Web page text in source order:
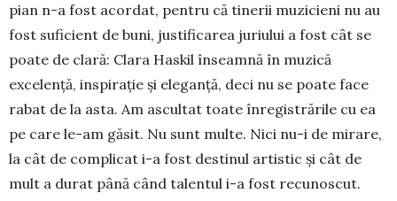
pian n-a fost acordat, pentru că tinerii mu­zi­cieni nu au
fost suficient de buni, justificarea ju­riului a fost cât se
poate de clară: Clara Haskil în­seam­nă în muzică
excelență, inspirație și eleganță, deci nu se poate face
rabat de la asta. Am ascultat toate înregistrările cu ea
pe care le-am găsit. Nu sunt multe. Nici nu-i de mirare,
la cât de com­plicat i-a fost destinul artistic și cât de
mult a durat până când talentul i-a fost recu­noscut.